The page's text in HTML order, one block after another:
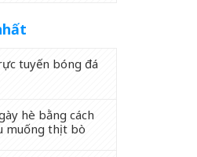
tuyến bóng đá
hè bằng cách
muống thịt bò